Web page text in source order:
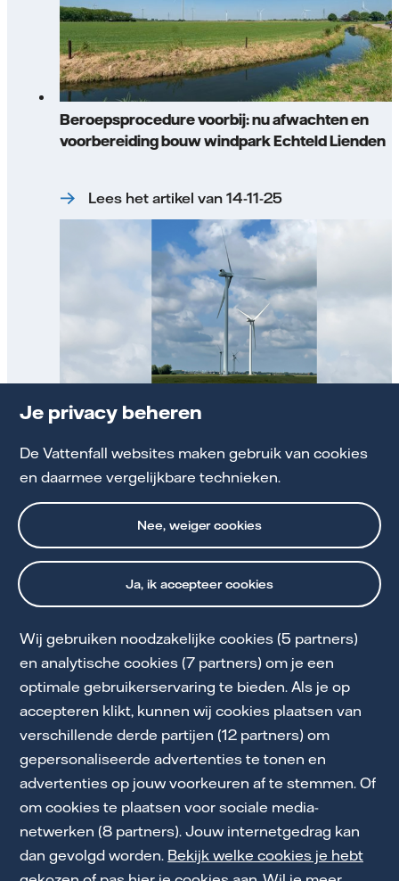
Je privacy beheren
De Vattenfall websites maken gebruik van cookies
en daarmee vergelijkbare technieken.
Ja, ik accepteer cookies
Nee, weiger cookies
Wij gebruiken noodzakelijke cookies (5 partners)
en analytische cookies (7 partners) om je een
optimale gebruikerservaring te bieden. Als je op
accepteren klikt, kunnen wij cookies plaatsen van
verschillende derde partijen (12 partners) om
gepersonaliseerde advertenties te tonen en
advertenties op jouw voorkeuren af te stemmen. Of
om cookies te plaatsen voor sociale media-
netwerken (8 partners). Jouw internetgedrag kan
dan gevolgd worden. Bekijk welke cookies je hebt
Beroepsprocedure voorbij: nu afwachten en
voorbereiding bouw windpark Echteld Lienden
Lees het artikel van 14-11-25
Bekijk alle berichten in het nieuwsarchief
Cookie Statement
Privacy & voorwaarden
Klokkenluidersregeling
Toegankelijkheid
Werken bij Vattenfall